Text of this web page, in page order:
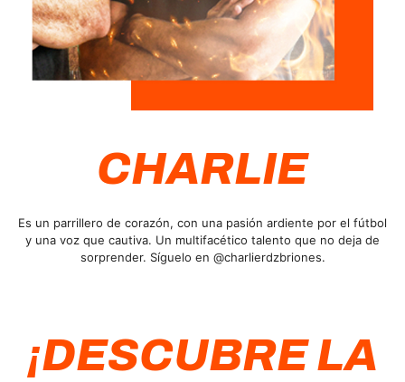
CHARLIE
Es un parrillero de corazón, con una pasión ardiente por el fútbol
y una voz que cautiva. Un multifacético talento que no deja de
sorprender. Síguelo en @charlierdzbriones.
¡DESCUBRE LA